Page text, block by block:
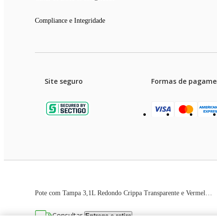
Compliance e Integridade
Site seguro Formas de
As imagens dos produtos são meramente